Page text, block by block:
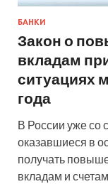
БАНКИ
Закон о
вкладам
ситуациях
года
В России уже со
оказавшиеся в
получать
вкладам и